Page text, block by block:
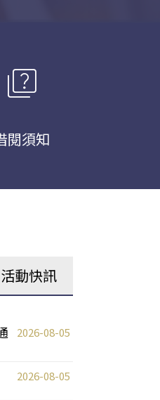
quiz
閱須知
活動快訊
2026-08-05
2026-08-05